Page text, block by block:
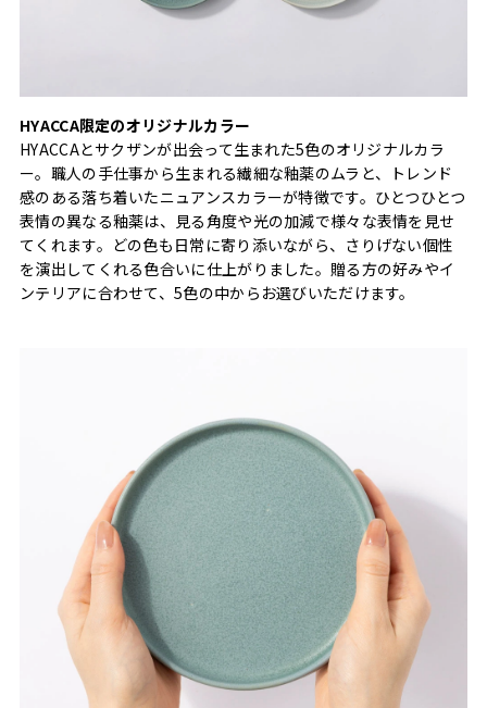
HYACCA限定のオリジナルカラー
HYACCAとサクザンが出会って生まれた5色のオリジナルカラ
ー。職人の手仕事から生まれる繊細な釉薬のムラと、トレンド
感のある落ち着いたニュアンスカラーが特徴です。ひとつひとつ
表情の異なる釉薬は、見る角度や光の加減で様々な表情を見せ
てくれます。どの色も日常に寄り添いながら、さりげない個性
を演出してくれる色合いに仕上がりました。贈る方の好みやイ
ンテリアに合わせて、5色の中からお選びいただけます。